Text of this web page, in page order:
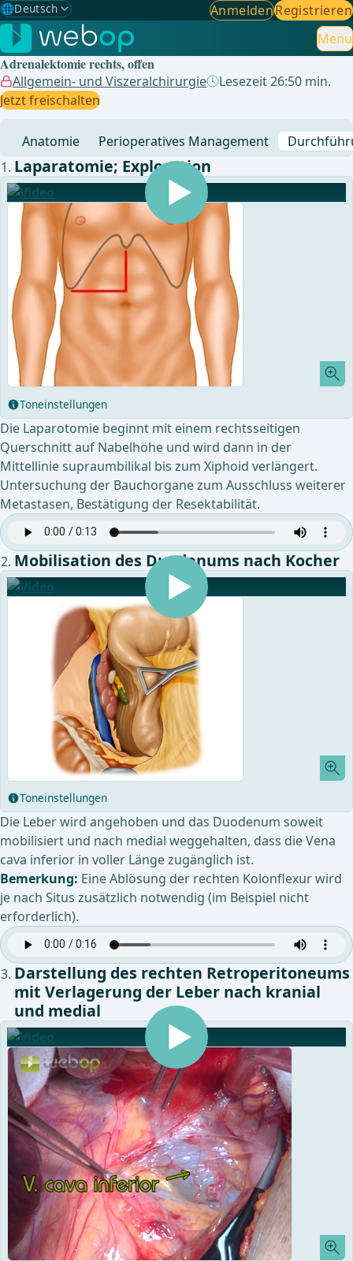
🌐Deutsch
Gewählte Sprache: Deutsch
🇩🇪 Deutsch ✓
🇬🇧English
🇪🇸Spanisch
🇧🇷Brasilianisch
AnmeldenRegistrieren
Menu
Adrenalektomie rechts, offen
Allgemein- und Viszeralchirurgie
Lesezeit 26:50 min.
Jetzt freischalten
Anatomie Perioperatives Management
Laparatomie; Exploration
Toneinstellungen
Die Laparotomie beginnt mit einem rechtsseitigen
Querschnitt auf Nabelhöhe und wird dann in der
Mittellinie supraumbilikal bis zum Xiphoid verlängert.
Untersuchung der Bauchorgane zum Ausschluss weiterer
Metastasen, Bestätigung der Resektabilität.
Mobilisation des Duodenums nach Kocher
Toneinstellungen
Die Leber wird angehoben und das Duodenum soweit
mobilisiert und nach medial weggehalten, dass die Vena
cava inferior in voller Länge zugänglich ist.
Bemerkung: Eine Ablösung der rechten Kolonflexur wird
je nach Situs zusätzlich notwendig (im Beispiel nicht
erforderlich).
Darstellung des rechten Retroperitoneums
mit Verlagerung der Leber nach kranial
und medial